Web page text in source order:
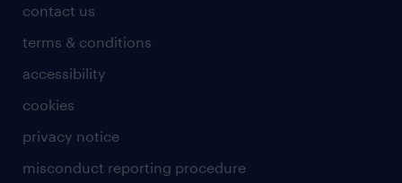
contact us
terms & conditions
accessibility
cookies
privacy notice
misconduct reporting procedure